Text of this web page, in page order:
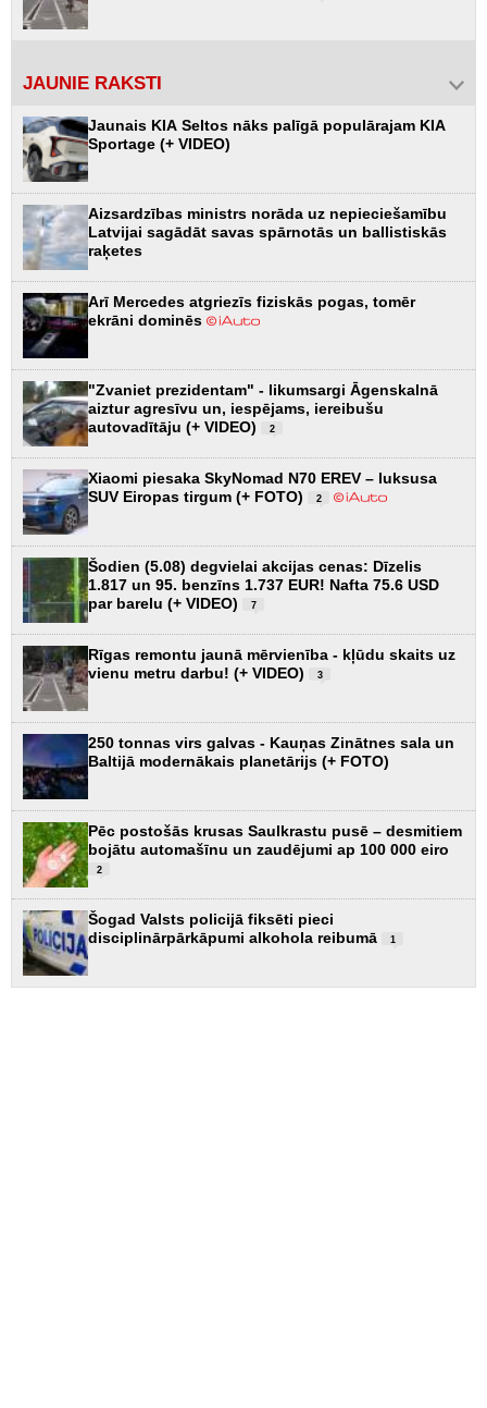
JAUNIE RAKSTI
Jaunais KIA Seltos nāks palīgā populārajam KIA
Sportage (+ VIDEO)
Aizsardzības ministrs norāda uz nepieciešamību
Latvijai sagādāt savas spārnotās un ballistiskās
raķetes
Arī Mercedes atgriezīs fiziskās pogas, tomēr
ekrāni dominēs
"Zvaniet prezidentam" - likumsargi Āgenskalnā
aiztur agresīvu un, iespējams, iereibušu
autovadītāju (+ VIDEO)
2
Xiaomi piesaka SkyNomad N70 EREV – luksusa
SUV Eiropas tirgum (+ FOTO)
2
Šodien (5.08) degvielai akcijas cenas: Dīzelis
1.817 un 95. benzīns 1.737 EUR! Nafta 75.6 USD
par barelu (+ VIDEO)
7
Rīgas remontu jaunā mērvienība - kļūdu skaits uz
vienu metru darbu! (+ VIDEO)
3
250 tonnas virs galvas - Kauņas Zinātnes sala un
Baltijā modernākais planetārijs (+ FOTO)
Pēc postošās krusas Saulkrastu pusē – desmitiem
bojātu automašīnu un zaudējumi ap 100 000 eiro
2
Šogad Valsts policijā fiksēti pieci
disciplinārpārkāpumi alkohola reibumā
1